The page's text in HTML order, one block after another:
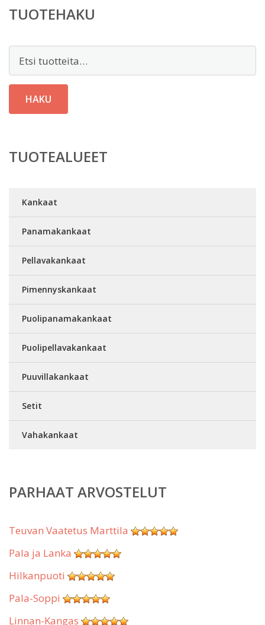
TUOTEHAKU
HAKU
TUOTEALUEET
Kankaat
Panamakankaat
Pellavakankaat
Pimennyskankaat
Puolipanamakankaat
Puolipellavakankaat
Puuvillakankaat
Setit
Vahakankaat
PARHAAT ARVOSTELUT
Teuvan Vaatetus Marttila
Pala ja Lanka
Hilkanpuoti
Pala-Soppi
Linnan-Kangas